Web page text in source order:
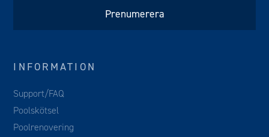
INFORMATION
Support/FAQ
Poolskötsel
Poolrenovering